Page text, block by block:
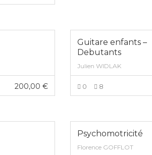
200,00€
Guitare enfants –
Debutants
Julien WIDLAK
0 8
Psychomotricité
Florence GOFFLOT